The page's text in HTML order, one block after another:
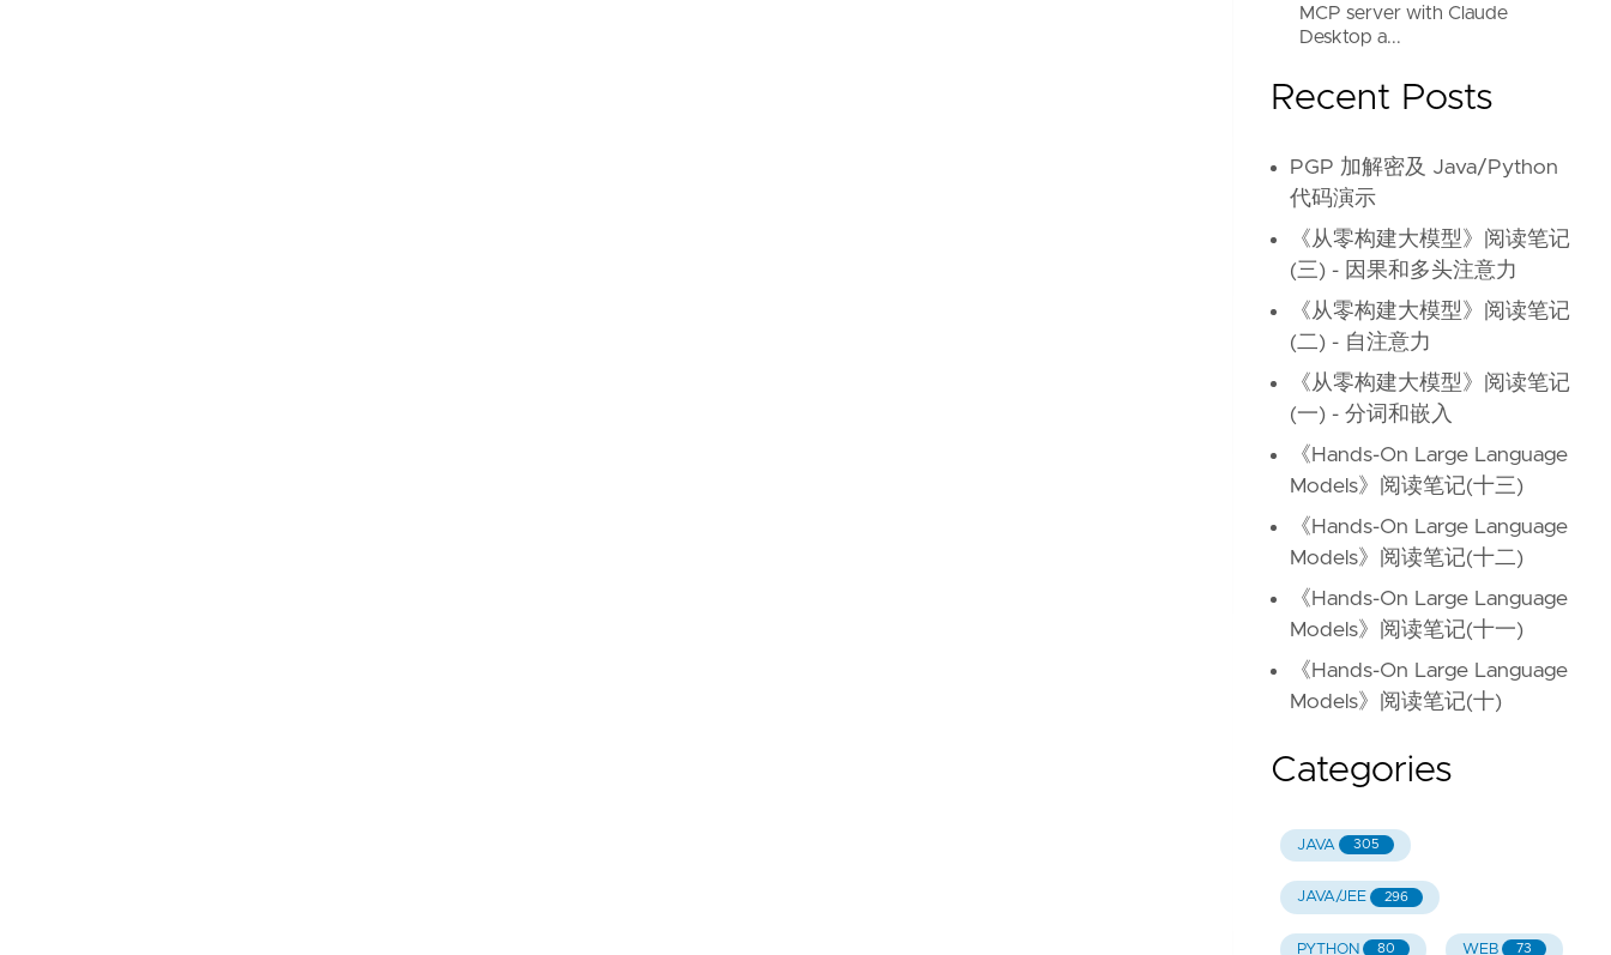
MCP server with Claude
Desktop a...
Recent Posts
PGP 加解密及 Java/Python
代码演示
《从零构建大模型》阅读笔记
(三) - 因果和多头注意力
《从零构建大模型》阅读笔记
(二) - 自注意力
《从零构建大模型》阅读笔记
(一) - 分词和嵌入
《Hands-On Large Language
Models》阅读笔记(十三)
《Hands-On Large Language
Models》阅读笔记(十二)
《Hands-On Large Language
Models》阅读笔记(十一)
《Hands-On Large Language
Models》阅读笔记(十)
Categories
JAVA 305
JAVA/JEE 296
PYTHON 80 WEB 73